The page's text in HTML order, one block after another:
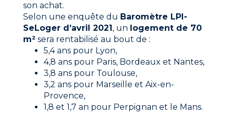
son achat.
Selon une enquête du Baromètre LPI-
SeLoger d’avril 2021, un logement de 70
m² sera rentabilisé au bout de :
5,4 ans pour Lyon,
4,8 ans pour Paris, Bordeaux et Nantes,
3,8 ans pour Toulouse,
3,2 ans pour Marseille et Aix-en-
Provence,
1,8 et 1,7 an pour Perpignan et le Mans.